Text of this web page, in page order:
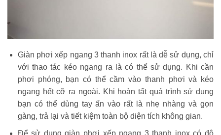
Giàn phơi xếp ngang 3 thanh inox rất là dễ sử dụng, chỉ
với thao tác kéo ngang ra là có thể sử dụng. Khi cần
phơi phóng, bạn có thể cầm vào thanh phơi và kéo
ngang hết cỡ ra ngoài. Khi hoàn tất quá trình sử dụng
bạn có thể dùng tay ấn vào rất là nhẹ nhàng và gọn
gàng, trả lại và tiết kiệm toàn bộ diện tích không gian.
Để sử dụng giàn phơi xếp ngang 3 thanh inox có độ